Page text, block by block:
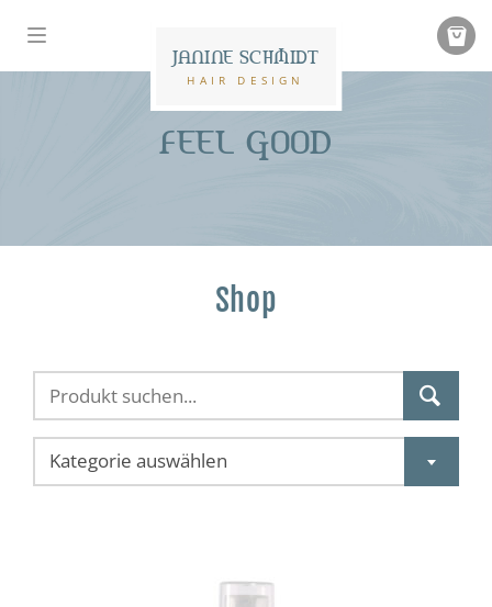
JANINE SCHMIDT
HAIR DESIGN
FEEL GOOD
Shop
Kategorie auswählen